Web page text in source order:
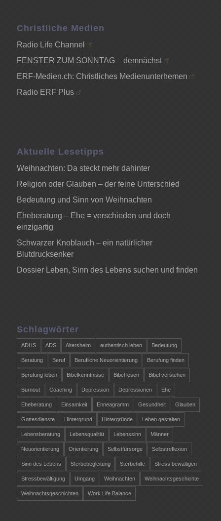
Christliche Medien
Radio Life Channel
FENSTER ZUM SONNTAG – demnächst
ERF-Medien.ch: Christliches Medienunterhemen
Radio ERF Plus
Aktuelle Lesetipps
Weihnachten: Da steckt mehr dahinter
Religion oder Glauben – der feine Unterschied
Bedeutung und Sinn von Weihnachten
Eheberatung – Ehe = verschieden und doch
einzigartig
Schwarzer Knoblauch – ein natürlicher
Blutdrucksenker
Dossier Leben, Sinn des Lebens suchen und finden
Schlagwörter
ADHS ADS Altersheim authentisch leben Bedeutung
Beratung Beruf Berufliche Neuorientierung Berufung finden
Berufung leben Bibelkenntnisse Bibel lesen Bibel verstehen
Burnout Coaching Depression Depressionen Ehe
Eheberatung Einsamkeit Enneagramm Gesundheit Glauben
Gottesdienste Hintergrund Hintergründe Leben gestalten
Lebensberatung Lebensqualität Lebenssinn Männer
Neuorientierung Orientierung Selbstfürsorge Selbstreflexion
Sinn des Lebens Sterbebegleitung Sterbehilfe Stress bewältigen
Stressbewältigung Umgang Weihnachten Weihnachtsgeschichte
Weihnachtsgeschichten Work Life Balance